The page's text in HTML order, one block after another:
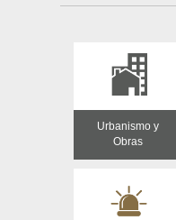
Urbanismo y
Obras